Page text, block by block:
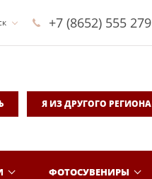
+7 (8652) 555 279
Я ИЗ ДРУГОГО РЕГИОНА
ФОТОСУВЕНИРЫ